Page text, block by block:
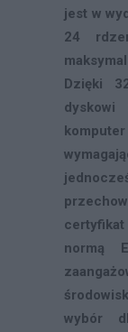
jest w
24
Dzięki
normą
wybór